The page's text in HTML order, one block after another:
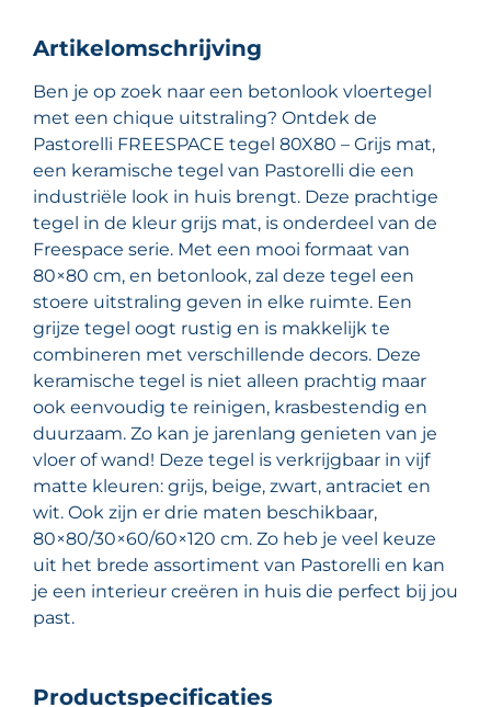
Artikelomschrijving
Ben je op zoek naar een betonlook vloertegel
met een chique uitstraling? Ontdek de
Pastorelli FREESPACE tegel 80X80 – Grijs mat,
een keramische tegel van Pastorelli die een
industriële look in huis brengt. Deze prachtige
tegel in de kleur grijs mat, is onderdeel van de
Freespace serie. Met een mooi formaat van
80×80 cm, en betonlook, zal deze tegel een
stoere uitstraling geven in elke ruimte. Een
grijze tegel oogt rustig en is makkelijk te
combineren met verschillende decors. Deze
keramische tegel is niet alleen prachtig maar
ook eenvoudig te reinigen, krasbestendig en
duurzaam. Zo kan je jarenlang genieten van je
vloer of wand! Deze tegel is verkrijgbaar in vijf
matte kleuren: grijs, beige, zwart, antraciet en
wit. Ook zijn er drie maten beschikbaar,
80×80/30×60/60×120 cm. Zo heb je veel keuze
uit het brede assortiment van Pastorelli en kan
je een interieur creëren in huis die perfect bij jou
past.
Productspecificaties